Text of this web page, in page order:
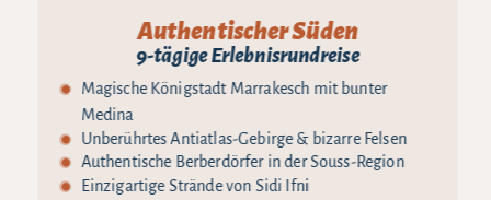
Authentischer Süden
9-tägige Erlebnisrundreise
Magische Königstadt Marrakesch mit bunter
Medina
Unberührtes Antiatlas-Gebirge & bizarre Felsen
Authentische Berberdörfer in der Souss-Region
Einzigartige Strände von Sidi Ifni